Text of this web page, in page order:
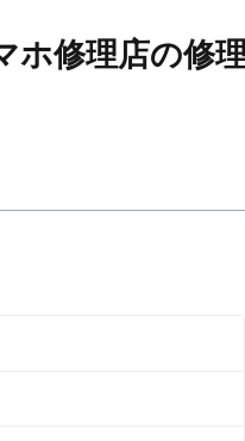
修理店の修